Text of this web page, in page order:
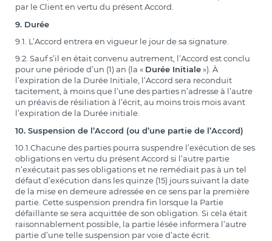
par le Client en vertu du présent Accord.
9. Durée
9.1. L’Accord entrera en vigueur le jour de sa signature.
9.2. Sauf s’il en était convenu autrement, l’Accord est conclu
pour une période d’un (1) an (la « Durée Initiale»). À
l’expiration de la Durée Initiale, l’Accord sera reconduit
tacitement, à moins que l’une des parties n’adresse à l’autre
un préavis de résiliation à l’écrit, au moins trois mois avant
l’expiration de la Durée initiale.
10. Suspension de l’Accord (ou d’une partie de l’Accord)
10.1.Chacune des parties pourra suspendre l’exécution de ses
obligations en vertu du présent Accord si l’autre partie
n’exécutait pas ses obligations et ne remédiait pas à un tel
défaut d’exécution dans les quinze (15) jours suivant la date
de la mise en demeure adressée en ce sens par la première
partie. Cette suspension prendra fin lorsque la Partie
défaillante se sera acquittée de son obligation. Si cela était
raisonnablement possible, la partie lésée informera l’autre
partie d’une telle suspension par voie d’acte écrit.